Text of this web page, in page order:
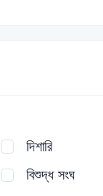
দিশারি
বিশুদ্ধ সংঘ